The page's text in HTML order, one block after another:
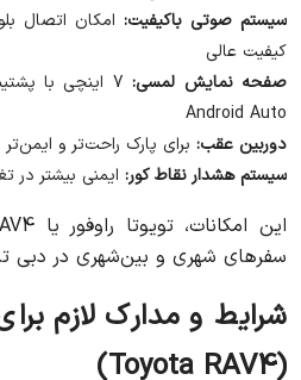
سیستم صوتی باکیفیت: امکان اتصال
کیفیت عالی
صفحه نمایش لمسی:
Android Auto
دوربین عقب: برای پارک راحت‌تر و ایمن‌تر
سیستم هشدار نقاط کور: ایمنی بیشتر در
سفرهای شهری و بین‌شهری در دبی
شرایط و مدارک لازم برای
(Toyota RAV4)